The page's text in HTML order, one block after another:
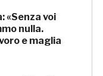
«Senza voi
nulla.
e maglia